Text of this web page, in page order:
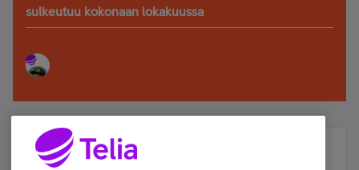
sulkeutuu kokonaan lokakuussa
Älä jää paitsi – osallistu ja voita!